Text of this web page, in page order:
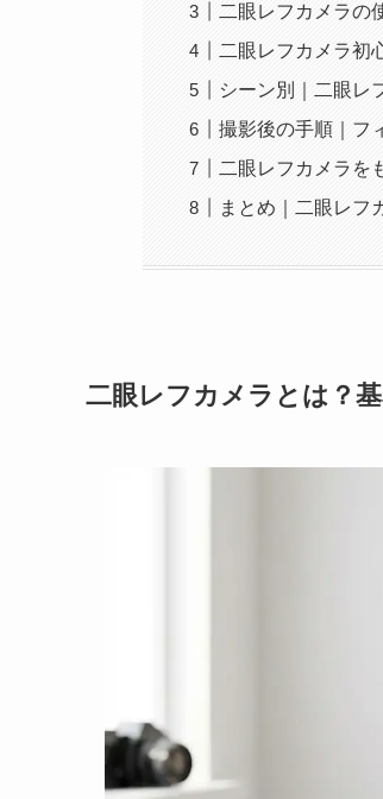
二眼レフカメラの
二眼レフカメラ初
シーン別｜二眼レ
撮影後の手順｜フ
二眼レフカメラを
まとめ｜二眼レフ
二眼レフカメラとは？